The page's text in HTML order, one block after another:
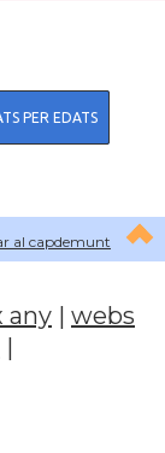
al capdemunt
PER EDATS
any | webs
|